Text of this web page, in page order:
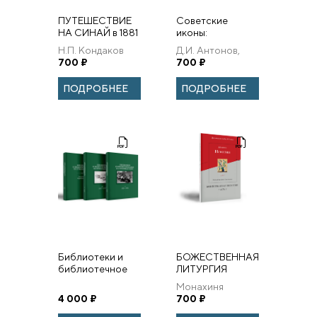
ПУТЕШЕСТВИЕ
НА СИНАЙ в 1881
году
Н.П. Кондаков
700 ₽
ПОДРОБНЕЕ
Советские
иконы:
исследование
религиозных
артефактов и
практик
Д.И. Антонов,
Д.Ю. Доронин
700 ₽
ПОДРОБНЕЕ
Библиотеки и
библиотечное
библиотечное
дело на
4 000 ₽
БОЖЕСТВЕННАЯ
ЛИТУРГИЯ
Монахиня
Игнатия (Пузик)
700 ₽